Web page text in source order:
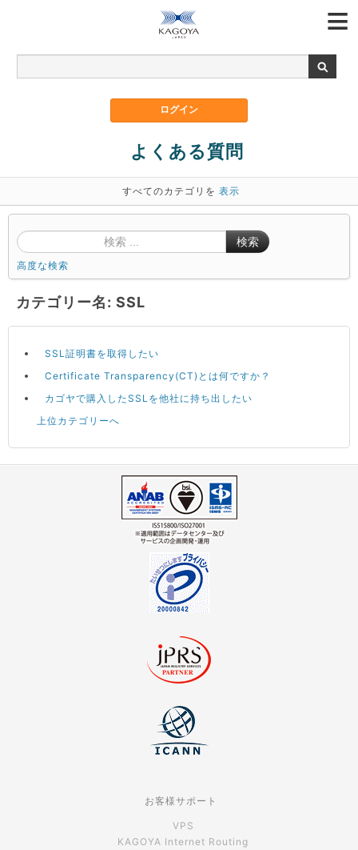
よくある質問
すべてのカテゴリを 表示
検索
高度な検索
カテゴリー名: SSL
SSL証明書を取得したい
Certificate Transparency(CT)とは何ですか？
カゴヤで購入したSSLを他社に持ち出したい
上位カテゴリーへ
お客様サポート
VPS
KAGOYA Internet Routing